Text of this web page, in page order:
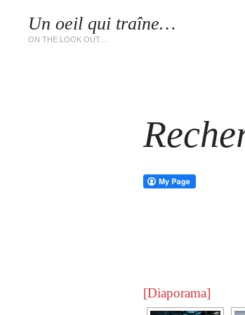
Un oeil qui traîne…
ON THE LOOK OUT…
[Diaporama]